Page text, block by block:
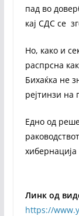
пад во
кај СДС се
Но, како и
распрсна
Бихаќка не
рејтинзи на
Едно од
Линк од
https://